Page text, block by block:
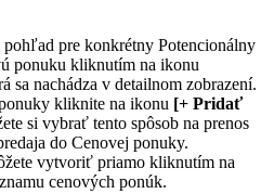
pre konkrétny Potencionálny
ponuku kliknutím na ikonu
sa nachádza v detailnom zobrazení.
kliknite na ikonu [+ Pridať
si vybrať tento spôsob na prenos
do Cenovej ponuky.
vytvoriť priamo kliknutím na
cenových ponúk.